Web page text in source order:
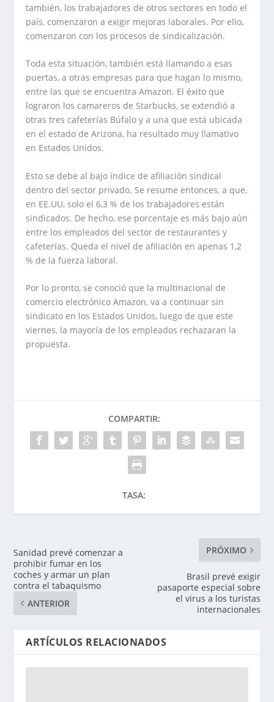
también, los trabajadores de otros sectores en todo el
país, comenzaron a exigir mejoras laborales. Por ello,
comenzaron con los procesos de sindicalización.
Toda esta situación, también está llamando a esas
puertas, a otras empresas para que hagan lo mismo,
entre las que se encuentra Amazon. El éxito que
lograron los camareros de Starbucks, se extendió a
otras tres cafeterías Búfalo y a una que está ubicada
en el estado de Arizona, ha resultado muy llamativo
en Estados Unidos.
Esto se debe al bajo índice de afiliación sindical
dentro del sector privado. Se resume entonces, a que,
en EE.UU, solo el 6,3 % de los trabajadores están
sindicados. De hecho, ese porcentaje es más bajo aún
entre los empleados del sector de restaurantes y
cafeterías. Queda el nivel de afiliación en apenas 1,2
% de la fuerza laboral.
Por lo pronto, se conoció que la multinacional de
comercio electrónico Amazon, va a continuar sin
sindicato en los Estados Unidos, luego de que este
viernes, la mayoría de los empleados rechazaran la
propuesta.
COMPARTIR:
TASA:
Sanidad prevé comenzar a
prohibir fumar en los
coches y armar un plan
contra el tabaquismo
ANTERIOR
PRÓXIMO
Brasil prevé exigir
pasaporte especial sobre
el virus a los turistas
internacionales
ARTÍCULOS RELACIONADOS